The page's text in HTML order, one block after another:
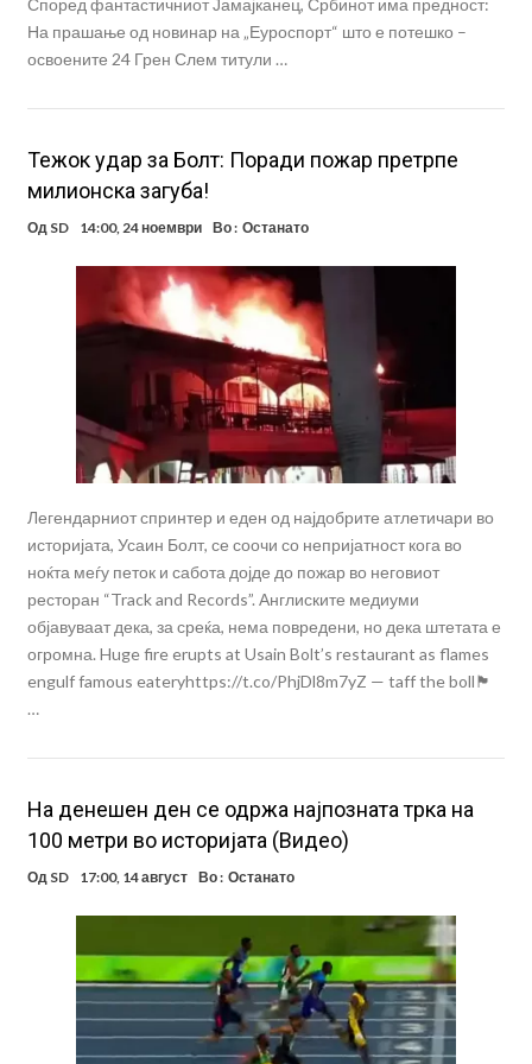
Според фантастичниот Јамајканец, Србинот има предност:
На прашање од новинар на „Еуроспорт“ што е потешко –
освоените 24 Грен Слем титули …
Тежок удар за Болт: Поради пожар претрпе
милионска загуба!
Од SD 14:00, 24 ноември Во : Останато
Легендарниот спринтер и еден од најдобрите атлетичари во
историјата, Усаин Болт, се соочи со непријатност кога во
ноќта меѓу петок и сабота дојде до пожар во неговиот
ресторан “Track and Records”. Англиските медиуми
објавуваат дека, за среќа, нема повредени, но дека штетата е
огромна. Huge fire erupts at Usain Bolt’s restaurant as flames
engulf famous eateryhttps://t.co/PhjDl8m7yZ — taff the boll🏴
…
На денешен ден се одржа најпозната трка на
100 метри во историјата (Видео)
Од SD 17:00, 14 август Во : Останато